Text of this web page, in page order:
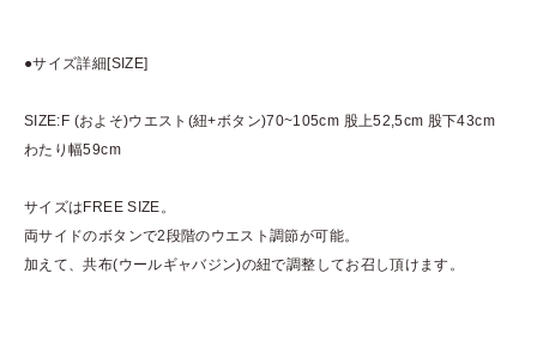
●サイズ詳細[SIZE]
SIZE:F (およそ)ウエスト(紐+ボタン)70~105cm 股上52,5cm 股下43cm
わたり幅59cm
サイズはFREE SIZE。
両サイドのボタンで2段階のウエスト調節が可能。
加えて、共布(ウールギャバジン)の紐で調整してお召し頂けます。